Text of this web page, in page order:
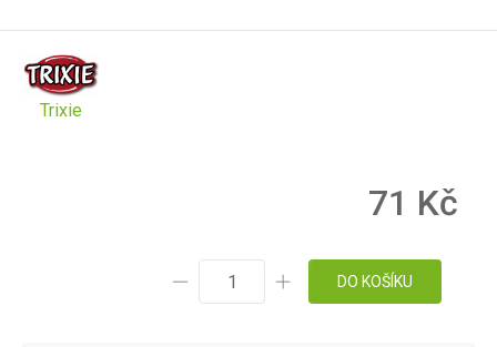
Trixie
71 Kč
DO KOŠÍKU